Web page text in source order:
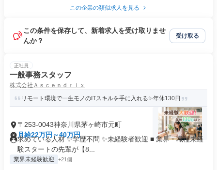
この企業の類似求人を見る
この条件を保存して、新着求人を受け取りませ
んか？
受け取る
正社員
一般事務スタッフ
株式会社Ａｓｃｅｎｄｒｉｘ
リモート環境で一生モノのITスキルを手に入れる✨年休130日
〒253-0043神奈川県茅ヶ崎市元町
月給22万円～40万円
求めている人材 ✨学歴不問 ✨未経験者歓迎 ■ 業界・職種未経
験スタートの先輩が【8...
業界未経験歓迎 +21個